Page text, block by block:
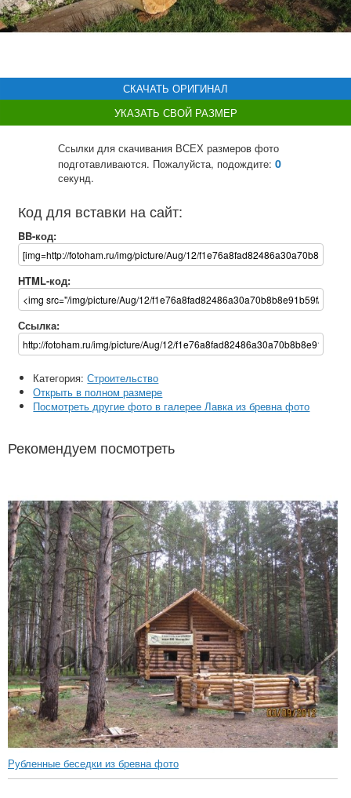
СКАЧАТЬ ОРИГИНАЛ
УКАЗАТЬ СВОЙ РАЗМЕР
Ссылки для скачивания ВСЕХ размеров фото
подготавливаются. Пожалуйста, подождите: 0
секунд.
Код для вставки на сайт:
BB-код:
HTML-код:
Ссылка:
Категория:Строительство
Открыть в полном размере
Посмотреть другие фото в галерее Лавка из бревна фото
Рекомендуем посмотреть
Рубленные беседки из бревна фото